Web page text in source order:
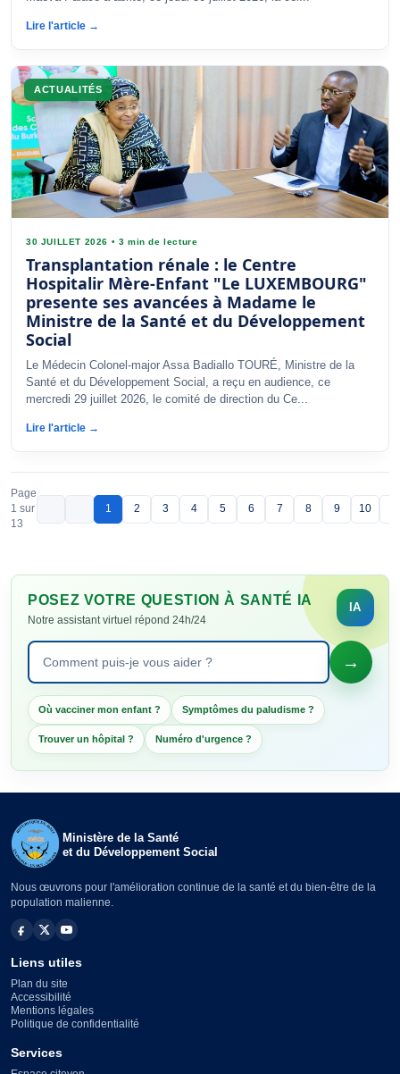
Lire l'article →
ACTUALITÉS
30 JUILLET 2026 • 3 min de lecture
Transplantation rénale : le Centre
Hospitalir Mère-Enfant "Le LUXEMBOURG"
presente ses avancées à Madame le
Ministre de la Santé et du Développement
Social
Le Médecin Colonel-major Assa Badiallo TOURÉ, Ministre de la
Santé et du Développement Social, a reçu en audience, ce
mercredi 29 juillet 2026, le comité de direction du Ce...
Lire l'article →
Page
1 sur
13
1 2 3 4 5 6 7 8 9 10
POSEZ VOTRE QUESTION À SANTÉ IA
Notre assistant virtuel répond 24h/24
Poser une question à Santé IA →
Où vacciner mon enfant ? Symptômes du paludisme ?
Trouver un hôpital ? Numéro d'urgence ?
Ministère de la Santé
et du Développement Social
Nous œuvrons pour l'amélioration continue de la santé et du bien-être de la
population malienne.
Liens utiles
Plan du site
Accessibilité
Mentions légales
Politique de confidentialité
Services